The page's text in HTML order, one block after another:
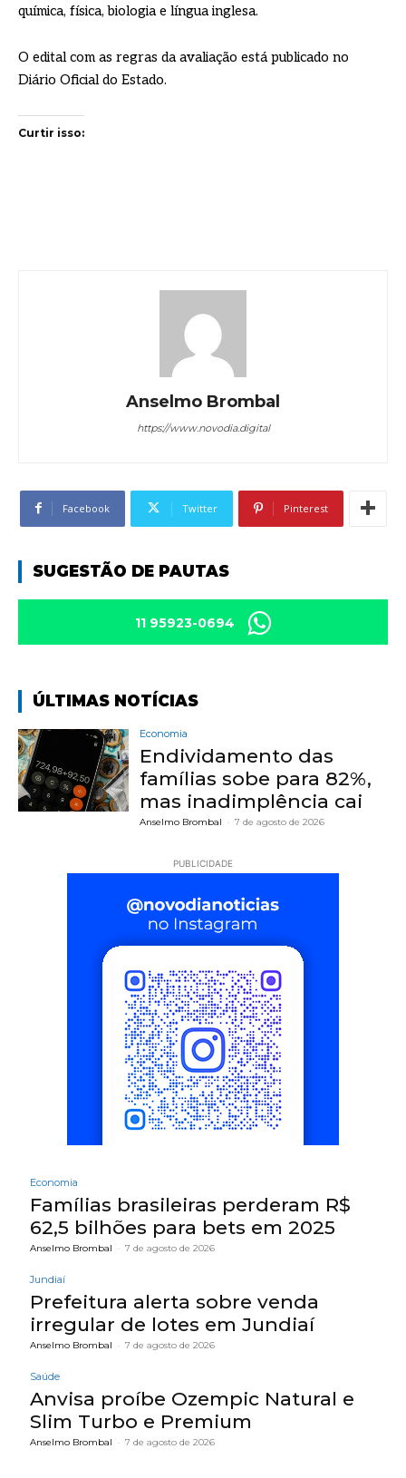
química, física, biologia e língua inglesa.
O edital com as regras da avaliação está publicado no
Diário Oficial do Estado.
Curtir isso:
Anselmo Brombal
https://www.novodia.digital
Facebook Twitter Pinterest
SUGESTÃO DE PAUTAS
11 95923-0694
ÚLTIMAS NOTÍCIAS
Economia
Endividamento das
famílias sobe para 82%,
mas inadimplência cai
Anselmo Brombal - 7 de agosto de 2026
PUBLICIDADE
Economia
Famílias brasileiras perderam R$
62,5 bilhões para bets em 2025
Anselmo Brombal - 7 de agosto de 2026
Jundiaí
Prefeitura alerta sobre venda
irregular de lotes em Jundiaí
Anselmo Brombal - 7 de agosto de 2026
Saúde
Anvisa proíbe Ozempic Natural e
Slim Turbo e Premium
Anselmo Brombal - 7 de agosto de 2026